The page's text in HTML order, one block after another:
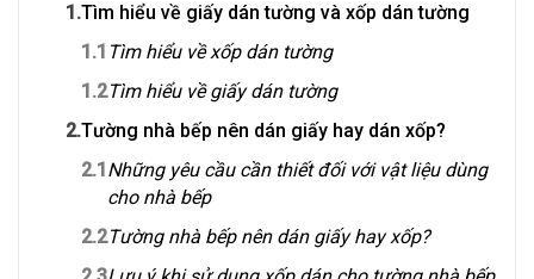
1.Tìm hiểu về giấy dán tường và xốp dán tường
1.1 Tìm hiểu về xốp dán tường
1.2Tìm hiểu về giấy dán tường
2.Tường nhà bếp nên dán giấy hay dán xốp?
2.1 Những yêu cầu cần thiết đối với vật liệu dùng
cho nhà bếp
2.2Tường nhà bếp nên dán giấy hay xốp?